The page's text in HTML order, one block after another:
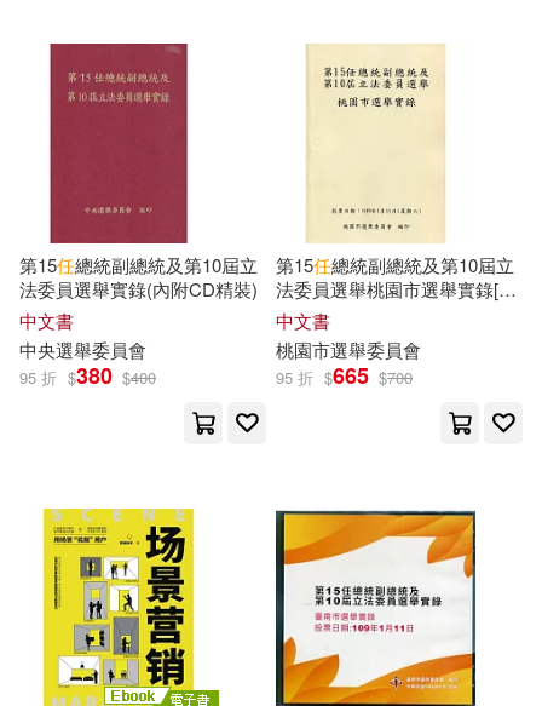
華圖教育(27)
阿慢(27)
たにぐち千賀(26)
中華人民共和國國務院新聞辦公室
八寶飯(26)
梶川卓郎(26)
いちむらまさき(25)
元照出版(207)
博碩(202)
九州出版社(199)
光明日報出版社(196)
湖南文藝出版社(188)
重慶出版社(188)
格上汽車租賃(185)
第15任總統副總統及第10屆立
法委員選舉實錄(內附CD精裝)
中文書
中央選舉委員會
95 折 $380 $400
第15任總統副總統及第10屆立
法委員選舉桃園市選舉實錄[附
光碟]
中文書
桃園市選舉委員會
95 折 $665 $700